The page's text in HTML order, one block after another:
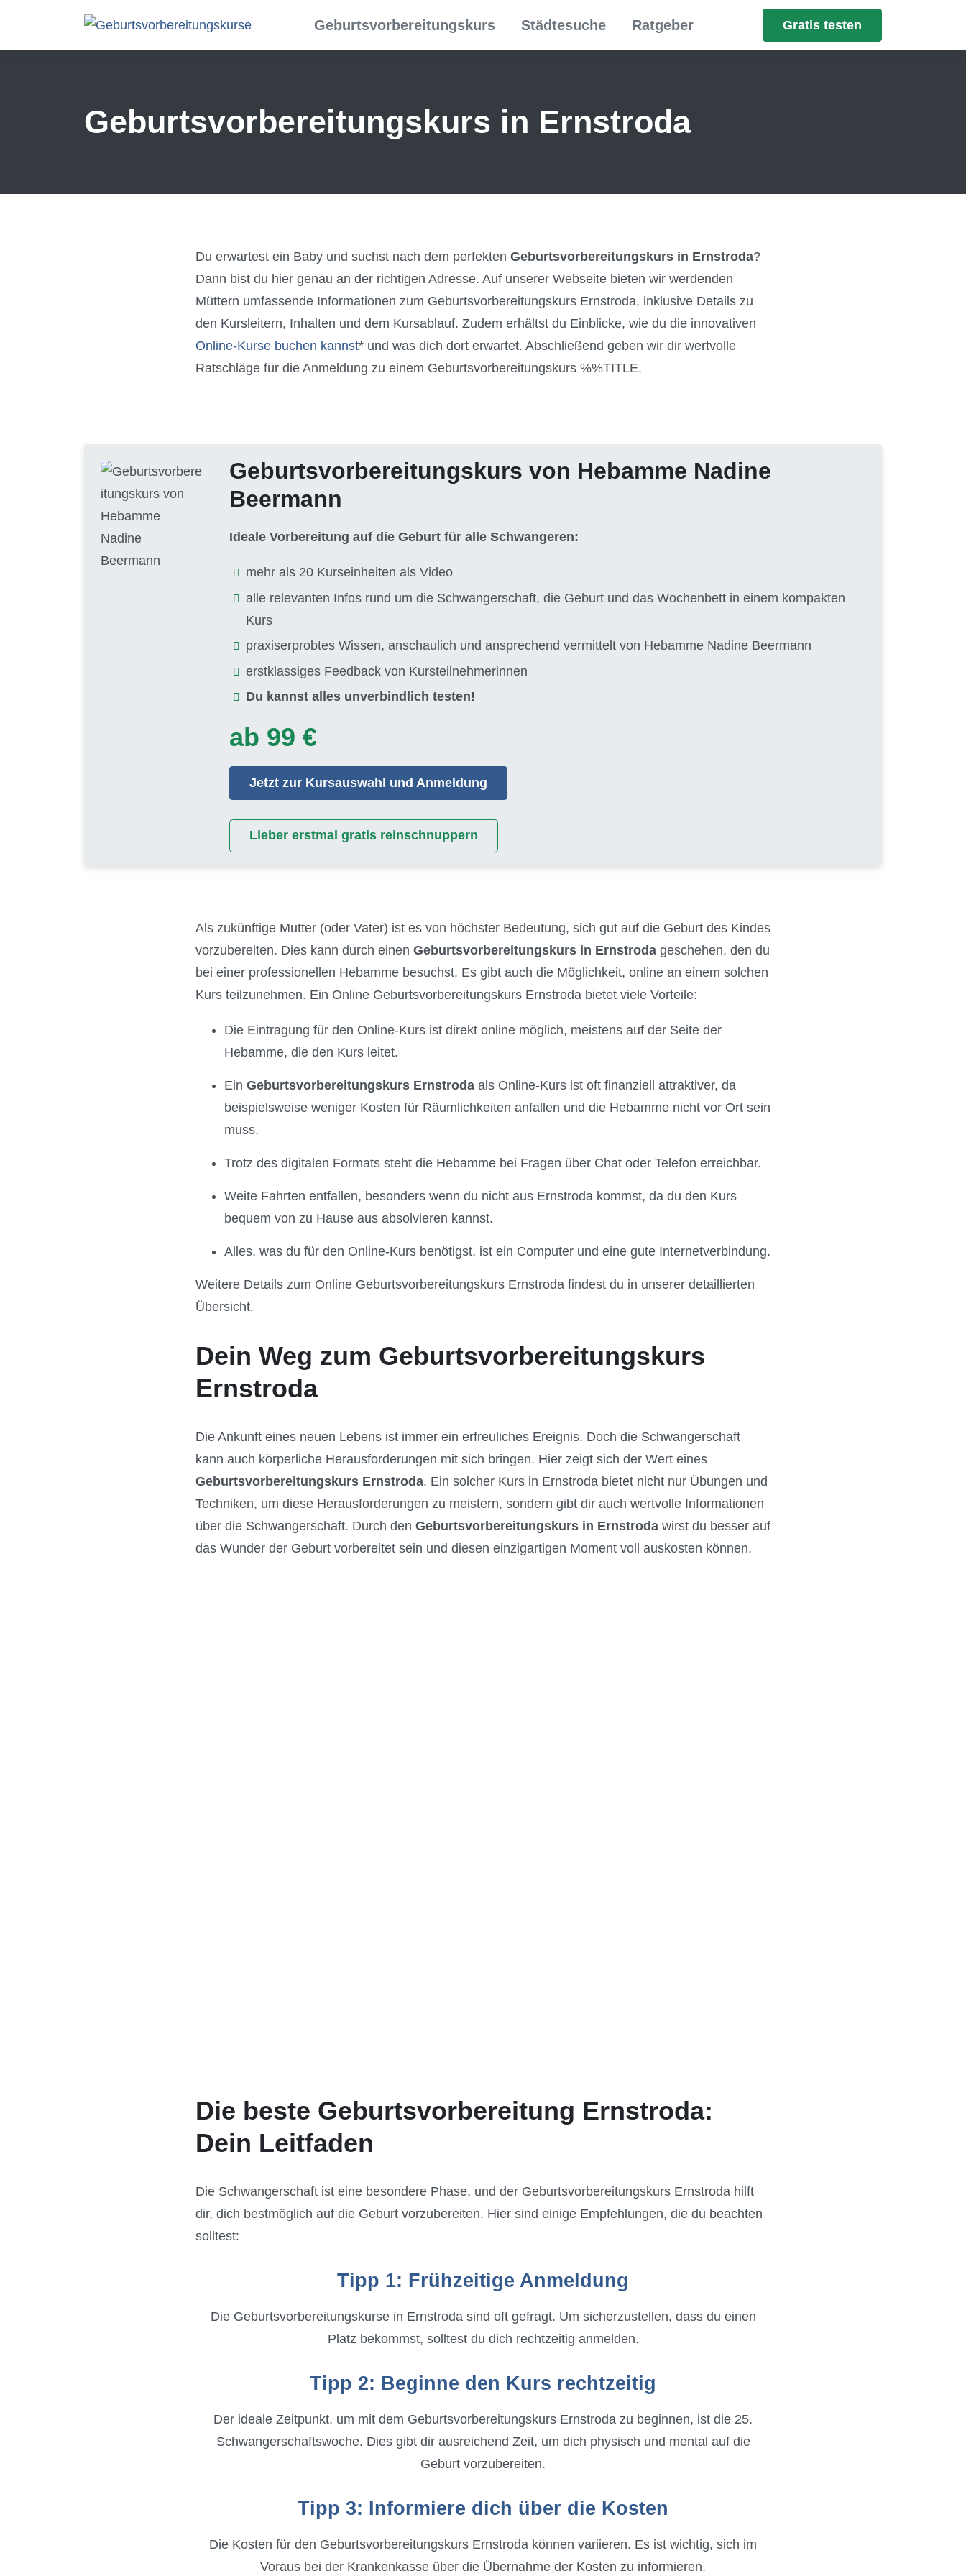
Geburtsvorbereitungskurs Städtesuche Ratgeber Gratis testen
Geburtsvorbereitungs­kurs in Ernstroda
Du erwartest ein Baby und suchst nach dem perfekten Geburtsvorbereitungskurs in Ernstroda?
Dann bist du hier genau an der richtigen Adresse. Auf unserer Webseite bieten wir werdenden
Müttern umfassende Informationen zum Geburtsvorbereitungskurs Ernstroda, inklusive Details zu
den Kursleitern, Inhalten und dem Kursablauf. Zudem erhältst du Einblicke, wie du die innovativen
Online-Kurse buchen kannst* und was dich dort erwartet. Abschließend geben wir dir wertvolle
Ratschläge für die Anmeldung zu einem Geburtsvorbereitungskurs %%TITLE.
Geburtsvorbereitungskurs von Hebamme Nadine
Beermann
Ideale Vorbereitung auf die Geburt für alle Schwangeren:
mehr als 20 Kurseinheiten als Video
alle relevanten Infos rund um die Schwangerschaft, die Geburt und das Wochenbett in einem kompakten
Kurs
praxiserprobtes Wissen, anschaulich und ansprechend vermittelt von Hebamme Nadine Beermann
erstklassiges Feedback von Kursteilnehmerinnen
Du kannst alles unverbindlich testen!
ab 99 €
Jetzt zur Kursauswahl und Anmeldung
Lieber erstmal gratis reinschnuppern
Als zukünftige Mutter (oder Vater) ist es von höchster Bedeutung, sich gut auf die Geburt des Kindes
vorzubereiten. Dies kann durch einen Geburtsvorbereitungskurs in Ernstroda geschehen, den du
bei einer professionellen Hebamme besuchst. Es gibt auch die Möglichkeit, online an einem solchen
Kurs teilzunehmen. Ein Online Geburtsvorbereitungskurs Ernstroda bietet viele Vorteile:
Die Eintragung für den Online-Kurs ist direkt online möglich, meistens auf der Seite der
Hebamme, die den Kurs leitet.
Ein Geburtsvorbereitungskurs Ernstroda als Online-Kurs ist oft finanziell attraktiver, da
beispielsweise weniger Kosten für Räumlichkeiten anfallen und die Hebamme nicht vor Ort sein
muss.
Trotz des digitalen Formats steht die Hebamme bei Fragen über Chat oder Telefon erreichbar.
Weite Fahrten entfallen, besonders wenn du nicht aus Ernstroda kommst, da du den Kurs
bequem von zu Hause aus absolvieren kannst.
Alles, was du für den Online-Kurs benötigst, ist ein Computer und eine gute Internetverbindung.
Weitere Details zum Online Geburtsvorbereitungskurs Ernstroda findest du in unserer detaillierten
Übersicht.
Dein Weg zum Geburtsvorbereitungskurs
Ernstroda
Die Ankunft eines neuen Lebens ist immer ein erfreuliches Ereignis. Doch die Schwangerschaft
kann auch körperliche Herausforderungen mit sich bringen. Hier zeigt sich der Wert eines
Geburtsvorbereitungskurs Ernstroda. Ein solcher Kurs in Ernstroda bietet nicht nur Übungen und
Techniken, um diese Herausforderungen zu meistern, sondern gibt dir auch wertvolle Informationen
über die Schwangerschaft. Durch den Geburtsvorbereitungskurs in Ernstroda wirst du besser auf
das Wunder der Geburt vorbereitet sein und diesen einzigartigen Moment voll auskosten können.
Die beste Geburtsvorbereitung Ernstroda:
Dein Leitfaden
Die Schwangerschaft ist eine besondere Phase, und der Geburtsvorbereitungskurs Ernstroda hilft
dir, dich bestmöglich auf die Geburt vorzubereiten. Hier sind einige Empfehlungen, die du beachten
solltest:
Tipp 1: Frühzeitige Anmeldung
Die Geburtsvorbereitungskurse in Ernstroda sind oft gefragt. Um sicherzustellen, dass du einen
Platz bekommst, solltest du dich rechtzeitig anmelden.
Tipp 2: Beginne den Kurs rechtzeitig
Der ideale Zeitpunkt, um mit dem Geburtsvorbereitungskurs Ernstroda zu beginnen, ist die 25.
Schwangerschaftswoche. Dies gibt dir ausreichend Zeit, um dich physisch und mental auf die
Geburt vorzubereiten.
Tipp 3: Informiere dich über die Kosten
Die Kosten für den Geburtsvorbereitungskurs Ernstroda können variieren. Es ist wichtig, sich im
Voraus bei der Krankenkasse über die Übernahme der Kosten zu informieren.